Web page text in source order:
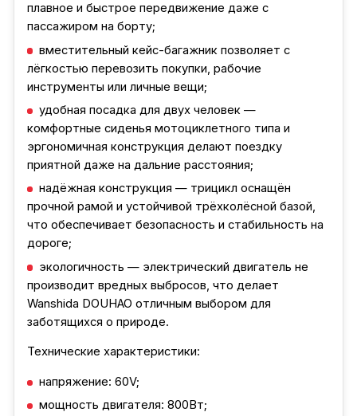
плавное и быстрое передвижение даже с
пассажиром на борту;
вместительный кейс-багажник позволяет с
лёгкостью перевозить покупки, рабочие
инструменты или личные вещи;
удобная посадка для двух человек —
комфортные сиденья мотоциклетного типа и
эргономичная конструкция делают поездку
приятной даже на дальние расстояния;
надёжная конструкция — трицикл оснащён
прочной рамой и устойчивой трёхколёсной базой,
что обеспечивает безопасность и стабильность на
дороге;
экологичность — электрический двигатель не
производит вредных выбросов, что делает
Wanshida DOUHAO отличным выбором для
заботящихся о природе.
Технические характеристики:
напряжение: 60V;
мощность двигателя: 800Вт;